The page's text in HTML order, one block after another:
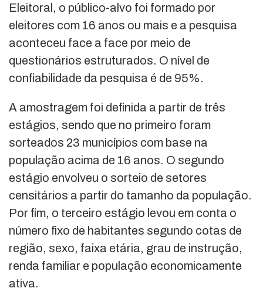
Eleitoral, o público-alvo foi formado por
eleitores com 16 anos ou mais e a pesquisa
aconteceu face a face por meio de
questionários estruturados. O nível de
confiabilidade da pesquisa é de 95%.
A amostragem foi definida a partir de três
estágios, sendo que no primeiro foram
sorteados 23 municípios com base na
população acima de 16 anos. O segundo
estágio envolveu o sorteio de setores
censitários a partir do tamanho da população.
Por fim, o terceiro estágio levou em conta o
número fixo de habitantes segundo cotas de
região, sexo, faixa etária, grau de instrução,
renda familiar e população economicamente
ativa.